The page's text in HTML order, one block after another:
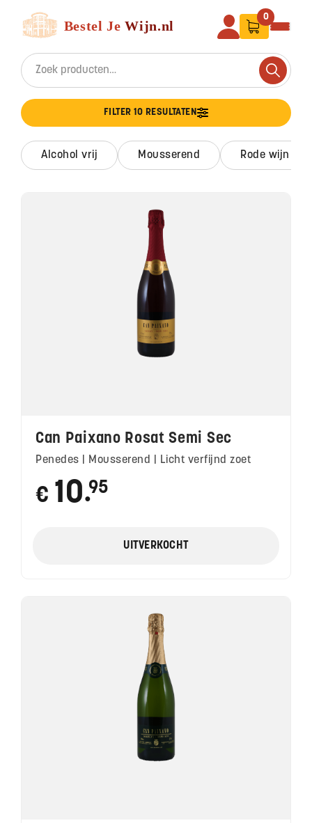
Search for:
Search
0
FILTER 10 RESULTATEN
alcohol vrij mousserend rode wijn
Can Paixano Rosat Semi Sec
Penedes | Mousserend | Licht verfijnd zoet
€ 10 ●
95
UITVERKOCHT